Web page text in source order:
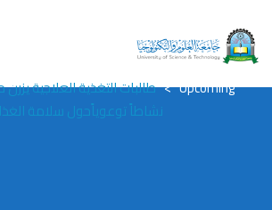
وينفذن نشاطاً توعوياًحول
جامعة العلوم والتكنولوجيا المركز الرئيسي -
Upcoming
> طالبات التغذية العلاجية
نشاطاً توعوياًحول سلامة